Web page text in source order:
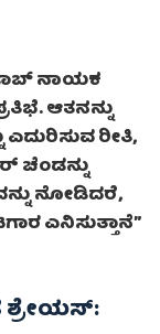
ನಾಯಕ
ಆತನನ್ನು
ರೀತಿ,
ಚೆಂಡನ್ನು
ನೋಡಿದರೆ,
ಎನಿಸುತ್ತಾನೆ”
ಶ್ರೇಯಸ್: